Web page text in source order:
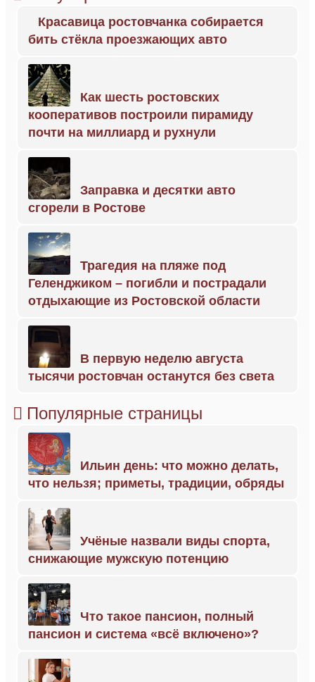
Красавица ростовчанка собирается
бить стёкла проезжающих авто
Как шесть ростовских
кооперативов построили пирамиду
почти на миллиард и рухнули
Заправка и десятки авто
сгорели в Ростове
Трагедия на пляже под
Геленджиком – погибли и пострадали
отдыхающие из Ростовской области
В первую неделю августа
тысячи ростовчан останутся без света
Популярные страницы
Ильин день: что можно делать,
что нельзя; приметы, традиции, обряды
Учёные назвали виды спорта,
снижающие мужскую потенцию
Что такое пансион, полный
пансион и система «всё включено»?